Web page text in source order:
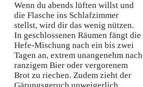
Wenn du abends lüften willst und
die Flasche ins Schlafzimmer
stellst, wird dir das wenig nützen.
In geschlossenen Räumen fängt die
Hefe-Mischung nach ein bis zwei
Tagen an, extrem unangenehm nach
ranzigem Bier oder vergorenem
Brot zu riechen. Zudem zieht der